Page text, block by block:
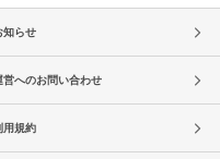
知らせ
営へのお問い合わせ
用規約